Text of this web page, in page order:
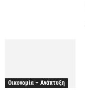
Οικονομία – Ανάπτυξη